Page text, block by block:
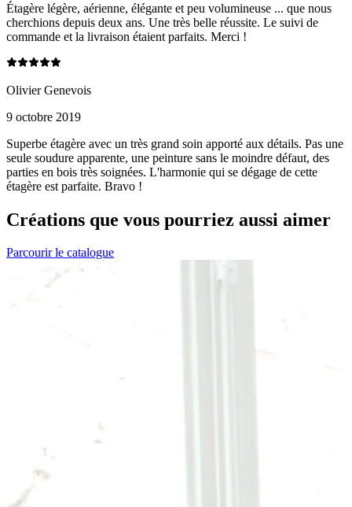
Étagère légère, aérienne, élégante et peu volumineuse ... que nous
cherchions depuis deux ans. Une très belle réussite. Le suivi de
commande et la livraison étaient parfaits. Merci !
Olivier Genevois
9 octobre 2019
Superbe étagère avec un très grand soin apporté aux détails. Pas une
seule soudure apparente, une peinture sans le moindre défaut, des
parties en bois très soignées. L'harmonie qui se dégage de cette
étagère est parfaite. Bravo !
Créations que vous pourriez aussi aimer
Parcourir le catalogue